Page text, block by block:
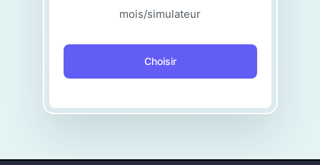
mois/simulateur
Choisir